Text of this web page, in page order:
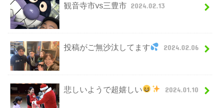
観音寺市vs三豊市 2024.02.13
投稿がご無沙汰してます 2024.02.06
悲しいようで超嬉しい 2024.01.10